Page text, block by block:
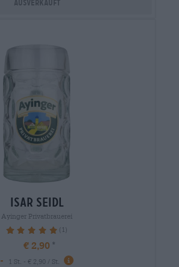
Ausverkauft
isar seidl
Ayinger Privatbrauerei
100% (1)
€ 2,90
-
1 St. - € 2,90 / St.